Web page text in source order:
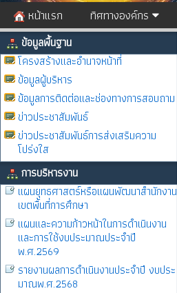
หน้าแรก ทิศทางองค์กร
ข้อมูลพื้นฐาน
โครงสร้างและอำนาจหน้าที่
ข้อมูลผู้บริหาร
ข้อมูลการติดต่อและช่องทางการสอบถาม
ข่าวประชาสัมพันธ์
ข่าวประชาสัมพันธ์การส่งเสริมความ
โปร่งใส
การบริหารงาน
แผนยุทธศาสตร์หรือแผนพัฒนาสำนักงาน
เขตพื้นที่การศึกษา
แผนและความก้าวหน้าในการดำเนินงาน
และการใช้งบประมาณประจำปี
พ.ศ.2569
รายงานผลการดำเนินงานประจำปี งบประ
มาณพ.ศ.2568